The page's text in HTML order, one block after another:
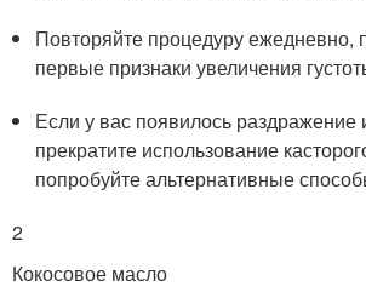
Повторяйте процедуру ежедневно,
первые признаки увеличения
Если у вас появилось раздражение
прекратите использование
попробуйте альтернативные
2
Кокосовое масло